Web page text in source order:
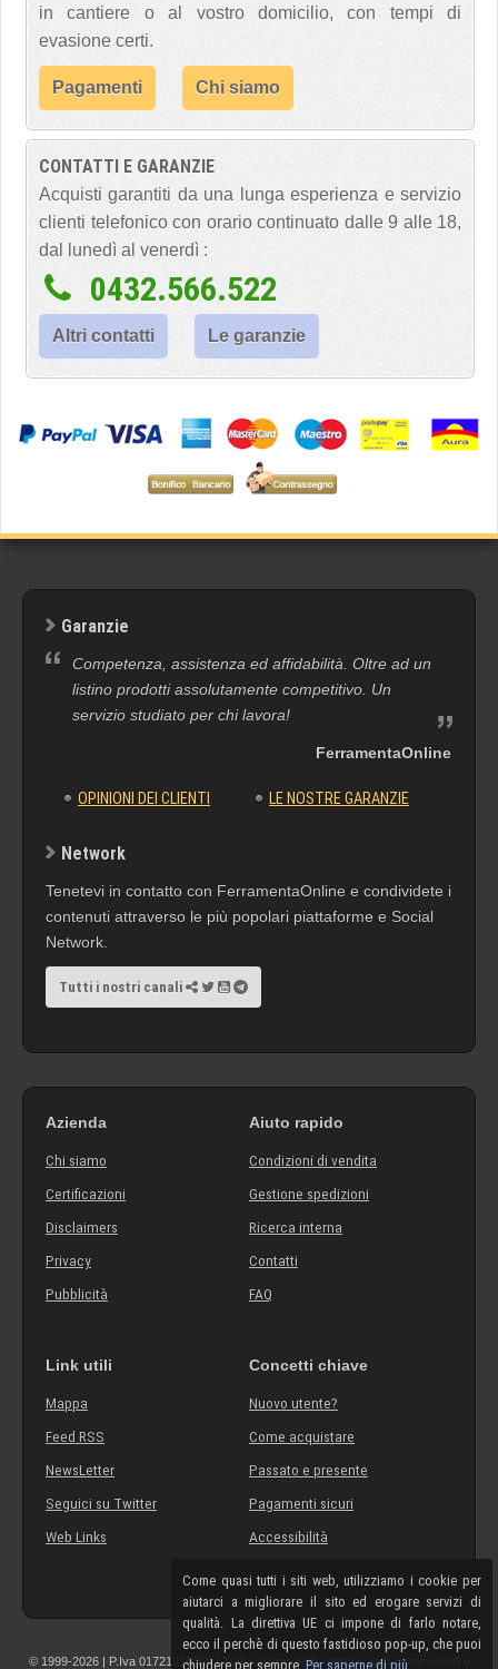
Come quasi tutti i siti web, utilizziamo i cookie per
aiutarci a migliorare il sito ed erogare servizi di
qualità. La direttiva UE ci impone di farlo notare,
ecco il perchè di questo fastidioso pop-up, che puoi
chiudere per sempre.Per saperne di più
in cantiere o al vostro domicilio, con tempi di
evasione certi.
Pagamenti Chi siamo
CONTATTI E GARANZIE
Acquisti garantiti da una lunga esperienza e servizio
clienti telefonico con orario continuato dalle 9 alle 18,
dal lunedì al venerdì :
0432.566.522
Altri contatti Le garanzie
Garanzie
Competenza, assistenza ed affidabilità. Oltre ad un
listino prodotti assolutamente competitivo. Un
servizio studiato per chi lavora!
FerramentaOnline
OPINIONI DEI CLIENTI LE NOSTRE GARANZIE
Network
Tenetevi in contatto con FerramentaOnline e condividete i
contenuti attraverso le più popolari piattaforme e Social
Network.
Tutti i nostri canali
Azienda
Chi siamo
Certificazioni
Disclaimers
Privacy
Pubblicità
Aiuto rapido
Condizioni di vendita
Gestione spedizioni
Ricerca interna
Contatti
FAQ
Link utili
Mappa
Feed RSS
NewsLetter
Seguici su Twitter
Web Links
Concetti chiave
Nuovo utente?
Come acquistare
Passato e presente
Pagamenti sicuri
Accessibilità
© 1999-2026 | P.Iva 01721210308 | Tutti i componenti, marchi, nomi commerciali o